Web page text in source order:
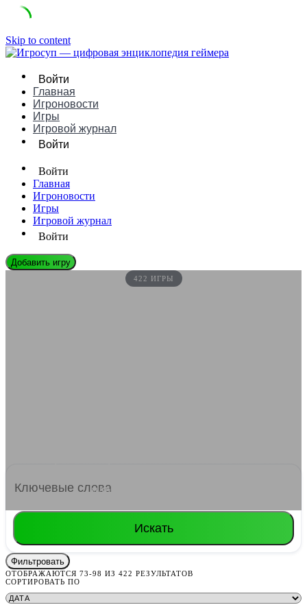
Skip to content
Войти
Главная
Игроновости
Игры
Игровой журнал
Войти
Войти
Главная
Игроновости
Игры
Игровой журнал
Войти
Добавить игру
422 ИГРЫ
идеальный план атаки!
Искать
Фильтровать
ОТОБРАЖАЮТСЯ 73-98 ИЗ 422 РЕЗУЛЬТАТОВ
СОРТИРОВАТЬ ПО